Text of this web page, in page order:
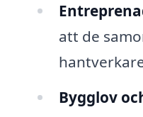
att de
Bygglov